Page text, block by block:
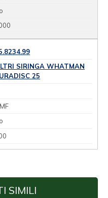
SIRINGA WHATMAN
25
SIMILI